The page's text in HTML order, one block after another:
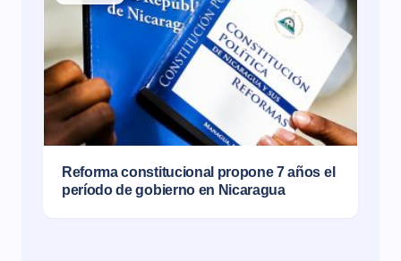
Reforma constitucional propone 7 años el
período de gobierno en Nicaragua